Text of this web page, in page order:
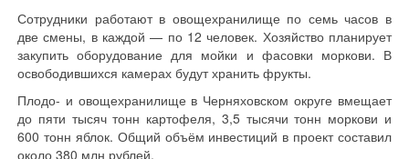
Сотрудники работают в овощехранилище по семь часов в
две смены, в каждой — по 12 человек. Хозяйство планирует
закупить оборудование для мойки и фасовки моркови. В
освободившихся камерах будут хранить фрукты.
Плодо- и овощехранилище в Черняховском округе вмещает
до пяти тысяч тонн картофеля, 3,5 тысячи тонн моркови и
600 тонн яблок. Общий объём инвестиций в проект составил
около 380 млн рублей.